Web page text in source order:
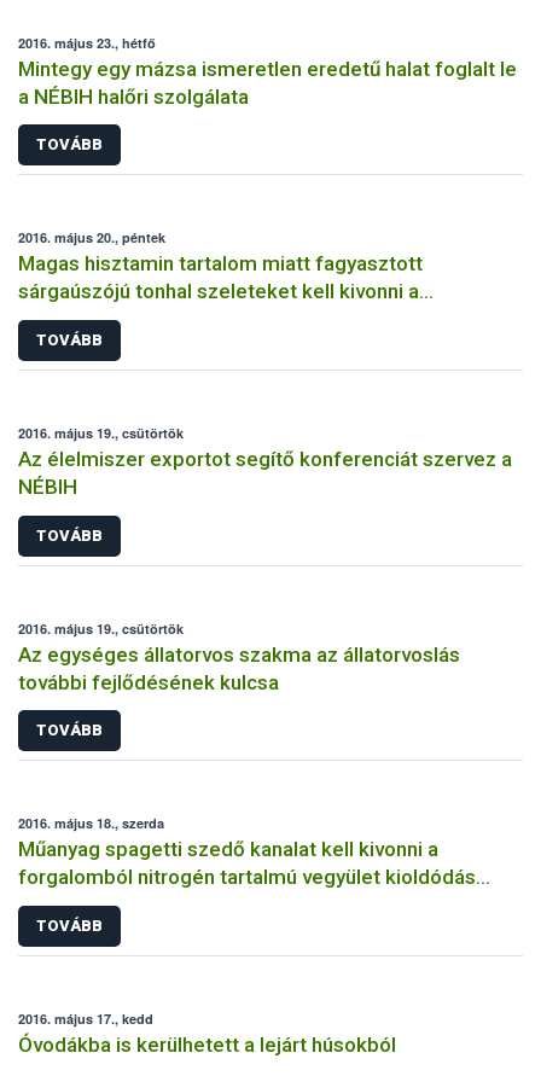
2016. május 23., hétfő
Mintegy egy mázsa ismeretlen eredetű halat foglalt le
a NÉBIH halőri szolgálata
TOVÁBB
2016. május 20., péntek
Magas hisztamin tartalom miatt fagyasztott
sárgaúszójú tonhal szeleteket kell kivonni a
forgalomból
TOVÁBB
2016. május 19., csütörtök
Az élelmiszer exportot segítő konferenciát szervez a
NÉBIH
TOVÁBB
2016. május 19., csütörtök
Az egységes állatorvos szakma az állatorvoslás
további fejlődésének kulcsa
TOVÁBB
2016. május 18., szerda
Műanyag spagetti szedő kanalat kell kivonni a
forgalomból nitrogén tartalmú vegyület kioldódás
miatt
TOVÁBB
2016. május 17., kedd
Óvodákba is kerülhetett a lejárt húsokból